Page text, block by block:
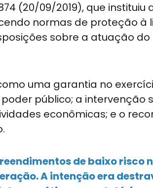
(20/09/2019), que
normas de proteção à
sobre a atuação
uma garantia no
público; a intervenção
econômicas; e o
de baixo risco
A intenção era